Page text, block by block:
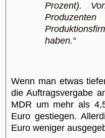
Prozent).
haben.“
Wenn man etwas
die Auftragsvergabe
MDR um mehr als
Euro gestiegen.
Euro weniger